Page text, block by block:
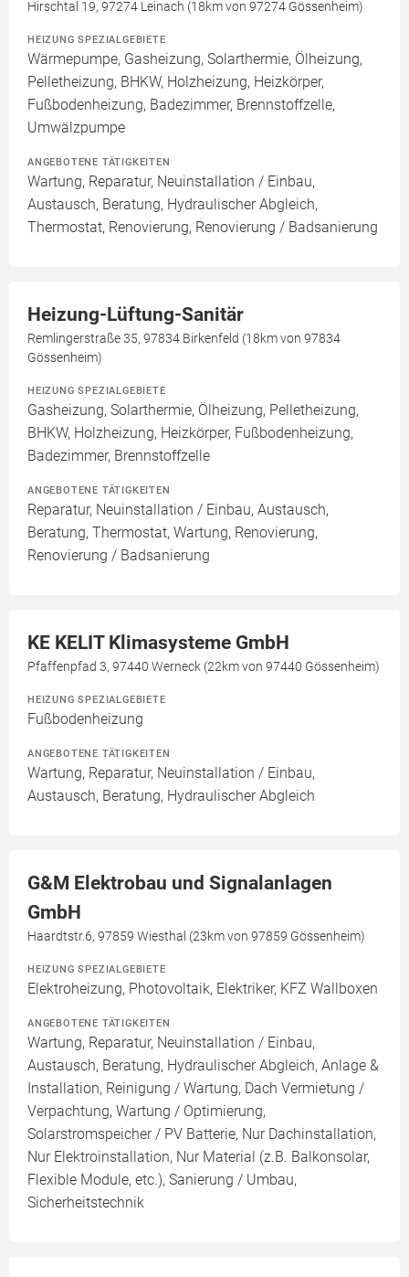
Hirschtal 19, 97274 Leinach (18km von 97274 Gössenheim)
HEIZUNG SPEZIALGEBIETE
Wärmepumpe, Gasheizung, Solarthermie, Ölheizung,
Pelletheizung, BHKW, Holzheizung, Heizkörper,
Fußbodenheizung, Badezimmer, Brennstoffzelle,
Umwälzpumpe
ANGEBOTENE TÄTIGKEITEN
Wartung, Reparatur, Neuinstallation / Einbau,
Austausch, Beratung, Hydraulischer Abgleich,
Thermostat, Renovierung, Renovierung / Badsanierung
Heizung-Lüftung-Sanitär
Remlingerstraße 35, 97834 Birkenfeld (18km von 97834
Gössenheim)
HEIZUNG SPEZIALGEBIETE
Gasheizung, Solarthermie, Ölheizung, Pelletheizung,
BHKW, Holzheizung, Heizkörper, Fußbodenheizung,
Badezimmer, Brennstoffzelle
ANGEBOTENE TÄTIGKEITEN
Reparatur, Neuinstallation / Einbau, Austausch,
Beratung, Thermostat, Wartung, Renovierung,
Renovierung / Badsanierung
KE KELIT Klimasysteme GmbH
Pfaffenpfad 3, 97440 Werneck (22km von 97440 Gössenheim)
HEIZUNG SPEZIALGEBIETE
Fußbodenheizung
ANGEBOTENE TÄTIGKEITEN
Wartung, Reparatur, Neuinstallation / Einbau,
Austausch, Beratung, Hydraulischer Abgleich
G&M Elektrobau und Signalanlagen
GmbH
Haardtstr.6, 97859 Wiesthal (23km von 97859 Gössenheim)
HEIZUNG SPEZIALGEBIETE
Elektroheizung, Photovoltaik, Elektriker, KFZ Wallboxen
ANGEBOTENE TÄTIGKEITEN
Wartung, Reparatur, Neuinstallation / Einbau,
Austausch, Beratung, Hydraulischer Abgleich, Anlage &
Installation, Reinigung / Wartung, Dach Vermietung /
Verpachtung, Wartung / Optimierung,
Solarstromspeicher / PV Batterie, Nur Dachinstallation,
Nur Elektroinstallation, Nur Material (z.B. Balkonsolar,
Flexible Module, etc.), Sanierung / Umbau,
Sicherheitstechnik